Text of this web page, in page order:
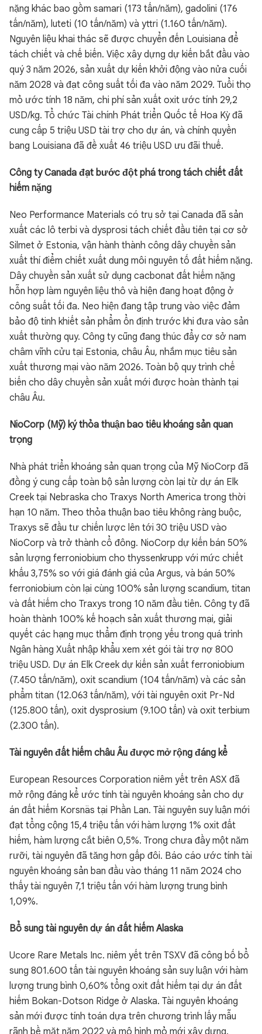
nặng khác bao gồm samari (173 tấn/năm), gadolini (176
tấn/năm), luteti (10 tấn/năm) và yttri (1.160 tấn/năm).
Nguyên liệu khai thác sẽ được chuyển đến Louisiana để
tách chiết và chế biến. Việc xây dựng dự kiến bắt đầu vào
quý 3 năm 2026, sản xuất dự kiến khởi động vào nửa cuối
năm 2028 và đạt công suất tối đa vào năm 2029. Tuổi thọ
mỏ ước tính 18 năm, chi phí sản xuất oxit ước tính 29,2
USD/kg. Tổ chức Tài chính Phát triển Quốc tế Hoa Kỳ đã
cung cấp 5 triệu USD tài trợ cho dự án, và chính quyền
bang Louisiana đã đề xuất 46 triệu USD ưu đãi thuế.
Công ty Canada đạt bước đột phá trong tách chiết đất
hiếm nặng
Neo Performance Materials có trụ sở tại Canada đã sản
xuất các lô terbi và dysprosi tách chiết đầu tiên tại cơ sở
Silmet ở Estonia, vận hành thành công dây chuyền sản
xuất thí điểm chiết xuất dung môi nguyên tố đất hiếm nặng.
Dây chuyền sản xuất sử dụng cacbonat đất hiếm nặng
hỗn hợp làm nguyên liệu thô và hiện đang hoạt động ở
công suất tối đa. Neo hiện đang tập trung vào việc đảm
bảo độ tinh khiết sản phẩm ổn định trước khi đưa vào sản
xuất thường quy. Công ty cũng đang thúc đẩy cơ sở nam
châm vĩnh cửu tại Estonia, châu Âu, nhắm mục tiêu sản
xuất thương mại vào năm 2026. Toàn bộ quy trình chế
biến cho dây chuyền sản xuất mới được hoàn thành tại
châu Âu.
NioCorp (Mỹ) ký thỏa thuận bao tiêu khoáng sản quan
trọng
Nhà phát triển khoáng sản quan trọng của Mỹ NioCorp đã
đồng ý cung cấp toàn bộ sản lượng còn lại từ dự án Elk
Creek tại Nebraska cho Traxys North America trong thời
hạn 10 năm. Theo thỏa thuận bao tiêu không ràng buộc,
Traxys sẽ đầu tư chiến lược lên tới 30 triệu USD vào
NioCorp và trở thành cổ đông. NioCorp dự kiến bán 50%
sản lượng ferroniobium cho thyssenkrupp với mức chiết
khấu 3,75% so với giá đánh giá của Argus, và bán 50%
ferroniobium còn lại cùng 100% sản lượng scandium, titan
và đất hiếm cho Traxys trong 10 năm đầu tiên. Công ty đã
hoàn thành 100% kế hoạch sản xuất thương mại, giải
quyết các hạng mục thẩm định trọng yếu trong quá trình
Ngân hàng Xuất nhập khẩu xem xét gói tài trợ nợ 800
triệu USD. Dự án Elk Creek dự kiến sản xuất ferroniobium
(7.450 tấn/năm), oxit scandium (104 tấn/năm) và các sản
phẩm titan (12.063 tấn/năm), với tài nguyên oxit Pr-Nd
(125.800 tấn), oxit dysprosium (9.100 tấn) và oxit terbium
(2.300 tấn).
Tài nguyên đất hiếm châu Âu được mở rộng đáng kể
European Resources Corporation niêm yết trên ASX đã
mở rộng đáng kể ước tính tài nguyên khoáng sản cho dự
án đất hiếm Korsnäs tại Phần Lan. Tài nguyên suy luận mới
đạt tổng cộng 15,4 triệu tấn với hàm lượng 1% oxit đất
hiếm, hàm lượng cắt biên 0,5%. Trong chưa đầy một năm
rưỡi, tài nguyên đã tăng hơn gấp đôi. Báo cáo ước tính tài
nguyên khoáng sản ban đầu vào tháng 11 năm 2024 cho
thấy tài nguyên 7,1 triệu tấn với hàm lượng trung bình
1,09%.
Bổ sung tài nguyên dự án đất hiếm Alaska
Ucore Rare Metals Inc. niêm yết trên TSXV đã công bố bổ
sung 801.600 tấn tài nguyên khoáng sản suy luận với hàm
lượng trung bình 0,60% tổng oxit đất hiếm tại dự án đất
hiếm Bokan-Dotson Ridge ở Alaska. Tài nguyên khoáng
sản mới được tính toán dựa trên chương trình lấy mẫu
rãnh bề mặt năm 2022 và mô hình mỏ mới xây dựng.